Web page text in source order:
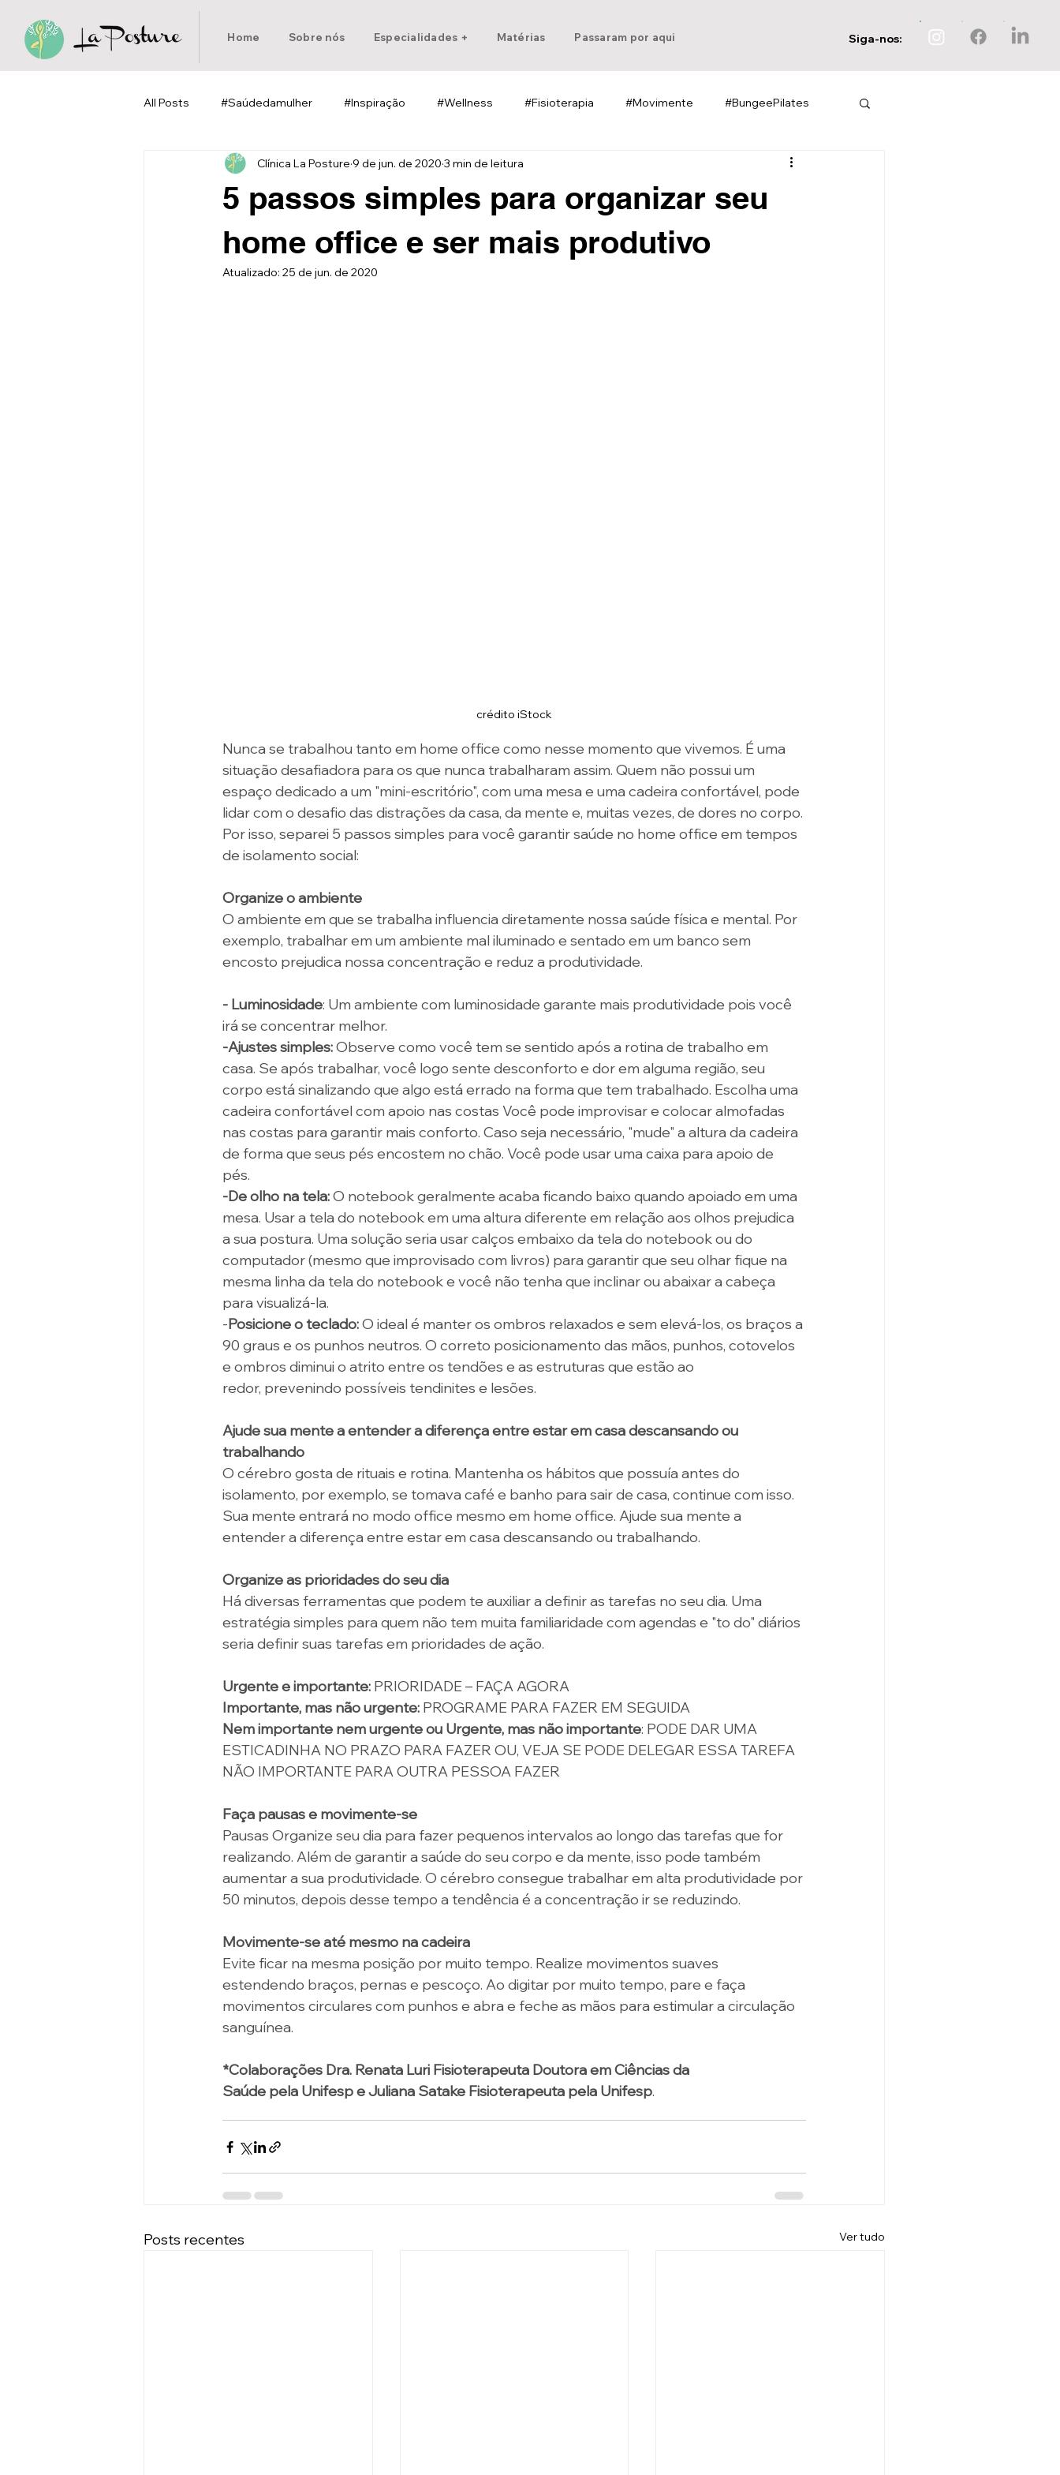
Home Sobre nós Especialidades + Matérias Passaram por aqui Siga-nos:
All Posts #Saúdedamulher #Inspiração #Wellness #Fisioterapia #Movimente #BungeePilates
#Homeoffice
5 passos simples para organizar seu
home office e ser mais produtivo
Clínica La Posture 9 de jun. de 2020 3 min de leitura
Atualizado: 25 de jun. de 2020
crédito iStock
Nunca se trabalhou tanto em home office como nesse momento que vivemos. É uma
situação desafiadora para os que nunca trabalharam assim. Quem não possui um
espaço dedicado a um "mini-escritório", com uma mesa e uma cadeira confortável, pode
lidar com o desafio das distrações da casa, da mente e, muitas vezes, de dores no corpo.
Por isso, separei 5 passos simples para você garantir saúde no home office em tempos
de isolamento social:
Organize o ambiente
O ambiente em que se trabalha influencia diretamente nossa saúde física e mental. Por
exemplo, trabalhar em um ambiente mal iluminado e sentado em um banco sem
encosto prejudica nossa concentração e reduz a produtividade.
- Luminosidade: Um ambiente com luminosidade garante mais produtividade pois você
irá se concentrar melhor.
-Ajustes simples: Observe como você tem se sentido após a rotina de trabalho em
casa. Se após trabalhar, você logo sente desconforto e dor em alguma região, seu
corpo está sinalizando que algo está errado na forma que tem trabalhado. Escolha uma
cadeira confortável com apoio nas costas Você pode improvisar e colocar almofadas
nas costas para garantir mais conforto. Caso seja necessário, "mude" a altura da cadeira
de forma que seus pés encostem no chão. Você pode usar uma caixa para apoio de
pés.
-De olho na tela: O notebook geralmente acaba ficando baixo quando apoiado em uma
mesa. Usar a tela do notebook em uma altura diferente em relação aos olhos prejudica
a sua postura. Uma solução seria usar calços embaixo da tela do notebook ou do
computador (mesmo que improvisado com livros) para garantir que seu olhar fique na
mesma linha da tela do notebook e você não tenha que inclinar ou abaixar a cabeça
para visualizá-la.
-Posicione o teclado: O ideal é manter os ombros relaxados e sem elevá-los, os braços a
90 graus e os punhos neutros. O correto posicionamento das mãos, punhos, cotovelos
e ombros diminui o atrito entre os tendões e as estruturas que estão ao
redor, prevenindo possíveis tendinites e lesões.
Ajude sua mente a entender a diferença entre estar em casa descansando ou
trabalhando
O cérebro gosta de rituais e rotina. Mantenha os hábitos que possuía antes do
isolamento, por exemplo, se tomava café e banho para sair de casa, continue com isso.
Sua mente entrará no modo office mesmo em home office. Ajude sua mente a
entender a diferença entre estar em casa descansando ou trabalhando.
Organize as prioridades do seu dia
Há diversas ferramentas que podem te auxiliar a definir as tarefas no seu dia. Uma
estratégia simples para quem não tem muita familiaridade com agendas e "to do" diários
seria definir suas tarefas em prioridades de ação.
Urgente e importante: PRIORIDADE – FAÇA AGORA
Importante, mas não urgente: PROGRAME PARA FAZER EM SEGUIDA
Nem importante nem urgente ou Urgente, mas não importante: PODE DAR UMA
ESTICADINHA NO PRAZO PARA FAZER OU, VEJA SE PODE DELEGAR ESSA TAREFA
NÃO IMPORTANTE PARA OUTRA PESSOA FAZER
Faça pausas e movimente-se
Pausas Organize seu dia para fazer pequenos intervalos ao longo das tarefas que for
realizando. Além de garantir a saúde do seu corpo e da mente, isso pode também
aumentar a sua produtividade. O cérebro consegue trabalhar em alta produtividade por
50 minutos, depois desse tempo a tendência é a concentração ir se reduzindo.
Movimente-se até mesmo na cadeira
Evite ficar na mesma posição por muito tempo. Realize movimentos suaves
estendendo braços, pernas e pescoço. Ao digitar por muito tempo, pare e faça
movimentos circulares com punhos e abra e feche as mãos para estimular a circulação
sanguínea.
*Colaborações Dra. Renata Luri Fisioterapeuta Doutora em Ciências da
Saúde pela Unifesp e Juliana Satake Fisioterapeuta pela Unifesp.
Posts recentes Ver tudo